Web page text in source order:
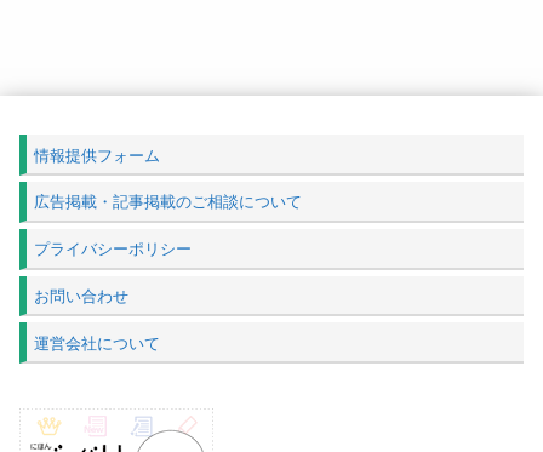
情報提供フォーム
広告掲載・記事掲載のご相談について
プライバシーポリシー
お問い合わせ
運営会社について